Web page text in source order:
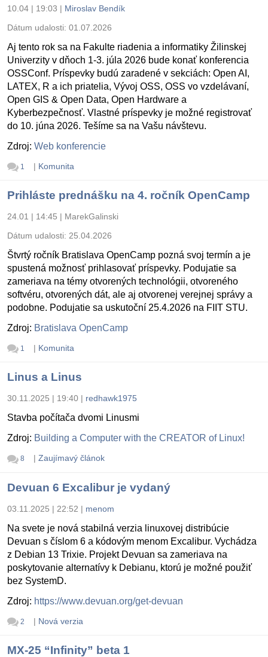
10.04 | 19:03 | Miroslav Bendík
Dátum udalosti: 01.07.2026
Aj tento rok sa na Fakulte riadenia a informatiky Žilinskej
Univerzity v dňoch 1-3. júla 2026 bude konať konferencia
OSSConf. Príspevky budú zaradené v sekciách: Open AI,
LATEX, R a ich priatelia, Vývoj OSS, OSS vo vzdelávaní,
Open GIS & Open Data, Open Hardware a
Kyberbezpečnosť. Vlastné príspevky je možné registrovať
do 10. júna 2026. Tešíme sa na Vašu návštevu.
Zdroj: Web konferencie
1 | Komunita
Prihláste prednášku na 4. ročník OpenCamp
24.01 | 14:45 | MarekGalinski
Dátum udalosti: 25.04.2026
Štvrtý ročník Bratislava OpenCamp pozná svoj termín a je
spustená možnosť prihlasovať príspevky. Podujatie sa
zameriava na témy otvorených technológii, otvoreného
softvéru, otvorených dát, ale aj otvorenej verejnej správy a
podobne. Podujatie sa uskutoční 25.4.2026 na FIIT STU.
Zdroj: Bratislava OpenCamp
1 | Komunita
Linus a Linus
30.11.2025 | 19:40 | redhawk1975
Stavba počítača dvomi Linusmi
Zdroj: Building a Computer with the CREATOR of Linux!
8 | Zaujímavý článok
Devuan 6 Excalibur je vydaný
03.11.2025 | 22:52 | menom
Na svete je nová stabilná verzia linuxovej distribúcie
Devuan s číslom 6 a kódovým menom Excalibur. Vychádza
z Debian 13 Trixie. Projekt Devuan sa zameriava na
poskytovanie alternatívy k Debianu, ktorú je možné použiť
bez SystemD.
Zdroj: https://www.devuan.org/get-devuan
2 | Nová verzia
MX-25 “Infinity” beta 1